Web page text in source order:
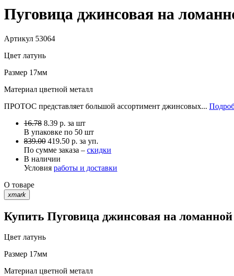
Пуговица джинсовая на
Артикул 53064
Цвет латунь
Размер 17мм
Материал цветной металл
ПРОТОС представляет большой ассортимент джинсовых...
16.78 8.39 р. за шт
В упаковке по 50 шт
839.00 419.50 р. за уп.
По сумме заказа – скидки
В наличии
Условия работы и доставки
О товаре
xmark
Купить Пуговица джинсовая на
Цвет латунь
Размер 17мм
Материал цветной металл